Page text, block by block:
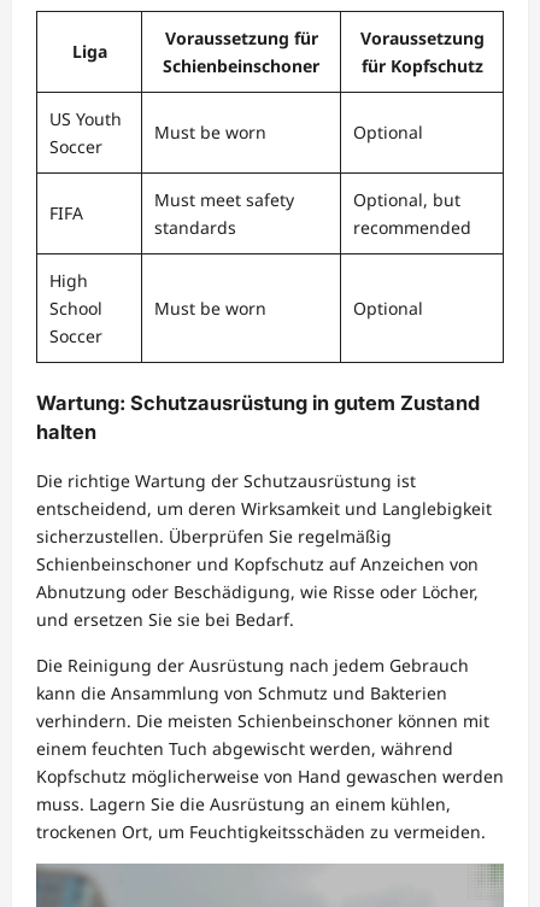
Liga
Voraussetzung für
Schienbeinschoner
Voraussetzung
für Kopfschutz
US Youth
Soccer
Must be worn Optional
FIFA
Must meet safety
standards
Optional, but
recommended
High
School
Soccer
Must be worn Optional
Wartung: Schutzausrüstung in gutem Zustand
halten
Die richtige Wartung der Schutzausrüstung ist
entscheidend, um deren Wirksamkeit und Langlebigkeit
sicherzustellen. Überprüfen Sie regelmäßig
Schienbeinschoner und Kopfschutz auf Anzeichen von
Abnutzung oder Beschädigung, wie Risse oder Löcher,
und ersetzen Sie sie bei Bedarf.
Die Reinigung der Ausrüstung nach jedem Gebrauch
kann die Ansammlung von Schmutz und Bakterien
verhindern. Die meisten Schienbeinschoner können mit
einem feuchten Tuch abgewischt werden, während
Kopfschutz möglicherweise von Hand gewaschen werden
muss. Lagern Sie die Ausrüstung an einem kühlen,
trockenen Ort, um Feuchtigkeitsschäden zu vermeiden.